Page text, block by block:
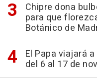
Chipre dona
para que
Botánico de
El Papa viajará
del 6 al 17 de